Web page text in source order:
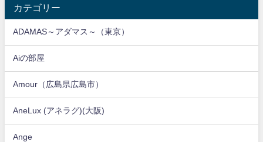
カテゴリー
ADAMAS～アダマス～（東京）
Aiの部屋
Amour（広島県広島市）
AneLux (アネラグ)(大阪)
Ange